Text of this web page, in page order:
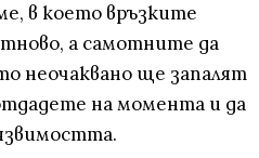
в което връзките
а самотните да
неочаквано ще запалят
на момента и да